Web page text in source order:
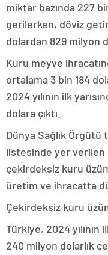
miktar bazında 227
gerilerken, döviz
dolardan 829 milyon
Kuru meyve
ortalama 3 bin 184
2024 yılının ilk
dolara çıktı.
Dünya Sağlık Örgütü
listesinde yer
çekirdeksiz kuru
üretim ve ihracatta
Çekirdeksiz kuru
Türkiye, 2024 yılının
240 milyon dolarlık